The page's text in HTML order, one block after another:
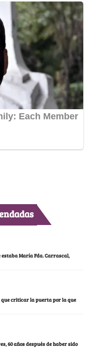
María Fda. Carrascal,
que criticar la puerta por la que
60 años después de haber sido